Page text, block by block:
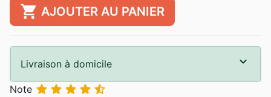
shopping_cart AJOUTER AU PANIER
Livraison à domicile
Note     